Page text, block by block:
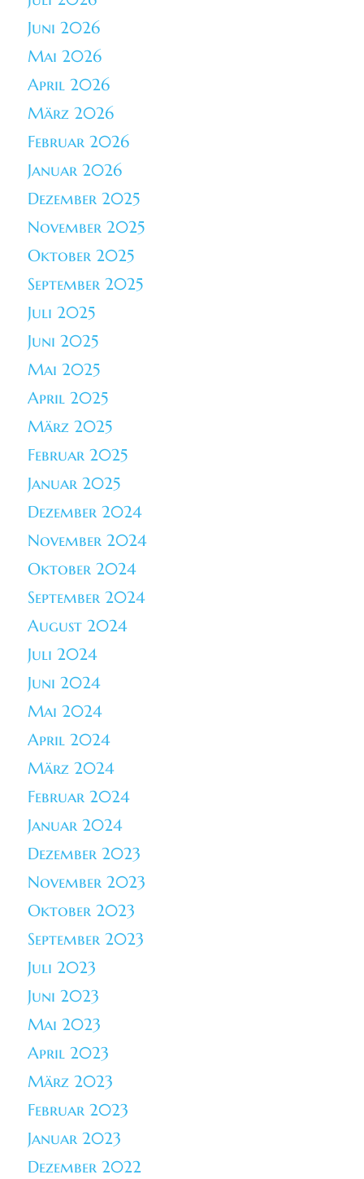
Juni 2026
Mai 2026
April 2026
März 2026
Februar 2026
Januar 2026
Dezember 2025
November 2025
Oktober 2025
September 2025
Juli 2025
Juni 2025
Mai 2025
April 2025
März 2025
Februar 2025
Januar 2025
Dezember 2024
November 2024
Oktober 2024
September 2024
August 2024
Juli 2024
Juni 2024
Mai 2024
April 2024
März 2024
Februar 2024
Januar 2024
Dezember 2023
November 2023
Oktober 2023
September 2023
Juli 2023
Juni 2023
Mai 2023
April 2023
März 2023
Februar 2023
Januar 2023
Dezember 2022